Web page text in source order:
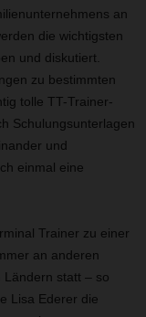
an
die wichtigsten
und diskutiert.
zu bestimmten
tolle TT-Trainer-
Schulungsunterlagen
und
einmal eine
Trainer zu einer
an anderen
Ländern statt – so
Lisa Ederer die